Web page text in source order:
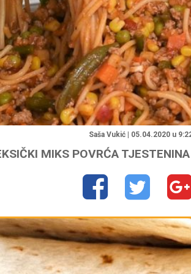
"
Saša Vukić | 05.04.2020 u
MIKS POVRĆA